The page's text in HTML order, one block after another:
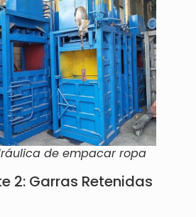
de empacar ropa
2: Garras Retenidas